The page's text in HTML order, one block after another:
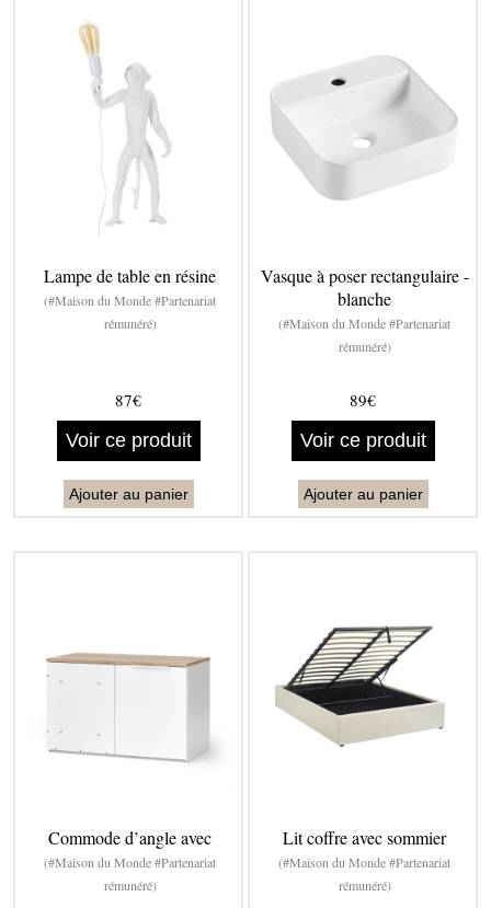
Lampe de table en résine
(#Maison du Monde #Partenariat
rémunéré)
87€
Voir ce produit
Ajouter au panier
Vasque à poser rectangulaire -
blanche
(#Maison du Monde #Partenariat
rémunéré)
89€
Voir ce produit
Ajouter au panier
Commode d’angle avec
(#Maison du Monde #Partenariat
rémunéré)
Lit coffre avec sommier
(#Maison du Monde #Partenariat
rémunéré)